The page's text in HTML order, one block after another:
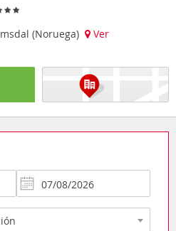
(Noruega)
Ver